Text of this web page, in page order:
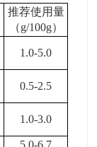
推荐使用量
（g/100g）
1.0-5.0
0.5-2.5
1.0-3.0